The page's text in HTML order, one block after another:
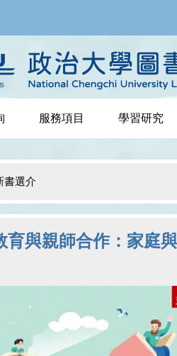
服務項目 學習研究
書選介
育與親師合作：家庭